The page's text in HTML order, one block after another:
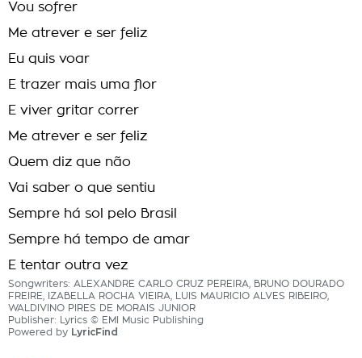
Vou sofrer
Me atrever e ser feliz
Eu quis voar
E trazer mais uma flor
E viver gritar correr
Me atrever e ser feliz
Quem diz que não
Vai saber o que sentiu
Sempre há sol pelo Brasil
Sempre há tempo de amar
E tentar outra vez
Songwriters: ALEXANDRE CARLO CRUZ PEREIRA, BRUNO DOURADO
FREIRE, IZABELLA ROCHA VIEIRA, LUIS MAURICIO ALVES RIBEIRO,
WALDIVINO PIRES DE MORAIS JUNIOR
Publisher: Lyrics © EMI Music Publishing
Powered by LyricFind